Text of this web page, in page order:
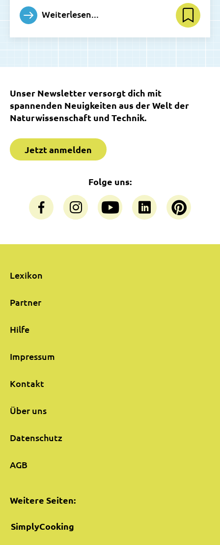
Weiterlesen...
Unser Newsletter versorgt dich mit
spannenden Neuigkeiten aus der Welt der
Naturwissenschaft und Technik.
Jetzt anmelden
Folge uns:
Lexikon
Partner
Hilfe
Impressum
Kontakt
Über uns
Datenschutz
AGB
Weitere Seiten:
SimplyCooking